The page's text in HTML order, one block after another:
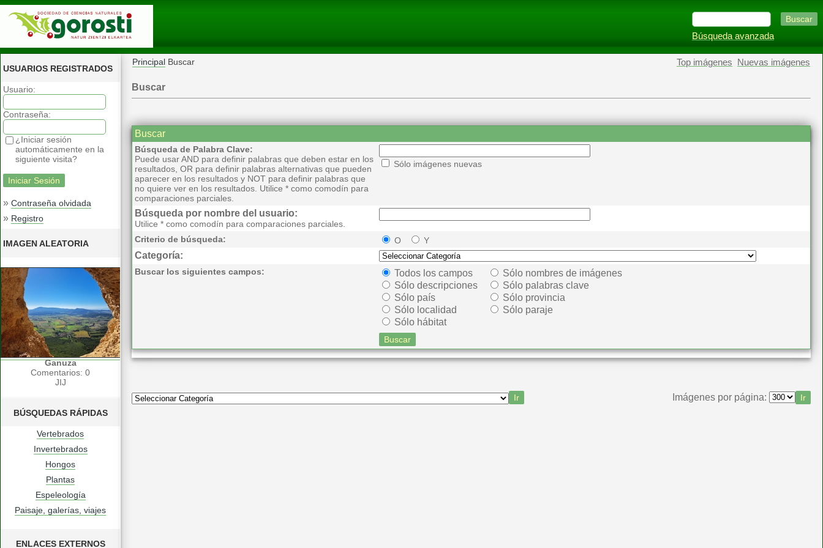
Búsqueda avanzada
USUARIOS REGISTRADOS
Usuario:
Contraseña:
¿Iniciar sesión
automáticamente en la
siguiente visita?
» Contraseña olvidada
» Registro
IMAGEN ALEATORIA
Ganuza
Comentarios: 0
JIJ
BÚSQUEDAS RÁPIDAS
Vertebrados
Invertebrados
Hongos
Plantas
Espeleología
Paisaje, galerías, viajes
ENLACES EXTERNOS
Principal Buscar Top imágenes Nuevas imágenes
Buscar
Buscar
Búsqueda de Palabra Clave:
Puede usar AND para definir palabras que deben estar en los
resultados, OR para definir palabras alternativas que pueden
aparecer en los resultados y NOT para definir palabras que
no quiere ver en los resultados. Utilice * como comodín para
comparaciones parciales.
Sólo imágenes nuevas
Búsqueda por nombre del usuario:
Utilice * como comodín para comparaciones parciales.
Criterio de búsqueda:
O Y
Categoría:
Buscar los siguientes campos: Todos los campos
Sólo nombres de imágenes
Sólo descripciones
Sólo palabras clave
Sólo país
Sólo provincia
Sólo localidad
Sólo paraje
Sólo hábitat
Imágenes por página: